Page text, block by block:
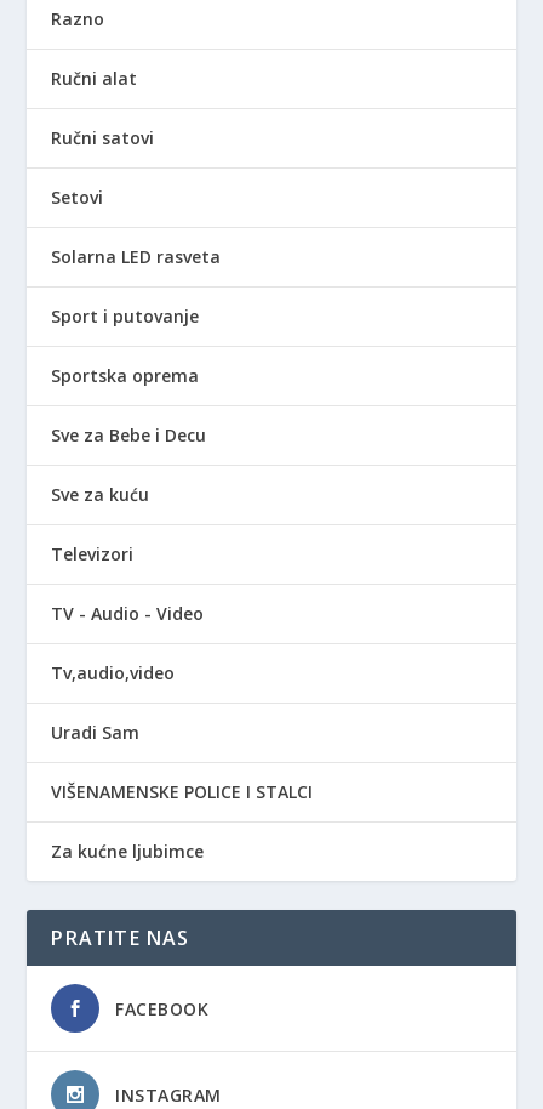
Razno
Ručni alat
Ručni satovi
Setovi
Solarna LED rasveta
Sport i putovanje
Sportska oprema
Sve za Bebe i Decu
Sve za kuću
Televizori
TV - Audio - Video
Tv,audio,video
Uradi Sam
VIŠENAMENSKE POLICE I STALCI
Za kućne ljubimce
PRATITE NAS
FACEBOOK
INSTAGRAM